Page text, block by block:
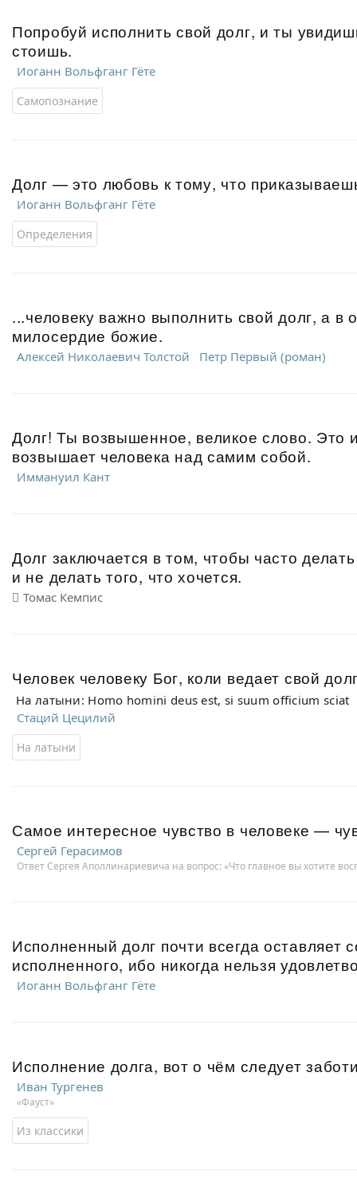
Попробуй исполнить свой долг, и ты
стоишь.
Иоганн Вольфганг Гёте
Самопознание
Долг — это любовь к тому, что
Иоганн Вольфганг Гёте
Определения
...человеку важно выполнить свой долг, а в
милосердие божие.
Алексей Николаевич Толстой Петр Первый (роман)
Долг! Ты возвышенное, великое слово. Это
возвышает человека над самим собой.
Иммануил Кант
Долг заключается в том, чтобы часто
и не делать того, что хочется.
Томас Кемпис
Человек человеку Бог, коли ведает свой
На латыни: Homo homini deus est, si suum officium sciat
Стаций Цецилий
На латыни
Самое интересное чувство в человеке —
Сергей Герасимов
Ответ Сергея Аполлинариевича на вопрос: «Что главное вы хотите
Исполненный долг почти всегда оставляет
исполненного, ибо никогда нельзя
Иоганн Вольфганг Гёте
Исполнение долга, вот о чём следует
Иван Тургенев
«Фауст»
Из классики